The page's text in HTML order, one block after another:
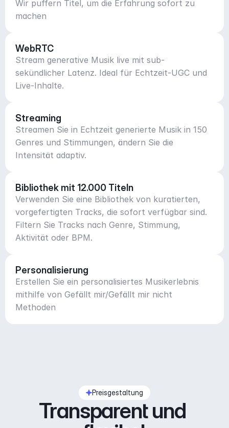
Wir puffern Titel, um die Erfahrung sofort zu
machen
WebRTC
Stream generative Musik live mit sub-
sekündlicher Latenz. Ideal für Echtzeit-UGC und
Live-Inhalte.
Streaming
Streamen Sie in Echtzeit generierte Musik in 150
Genres und Stimmungen, ändern Sie die
Intensität adaptiv.
Bibliothek mit 12.000 Titeln
Verwenden Sie eine Bibliothek von kuratierten,
vorgefertigten Tracks, die sofort verfügbar sind.
Filtern Sie Tracks nach Genre, Stimmung,
Aktivität oder BPM.
Personalisierung
Erstellen Sie ein personalisiertes Musikerlebnis
mithilfe von Gefällt mir/Gefällt mir nicht
Methoden
Preisgestaltung
Transparent und